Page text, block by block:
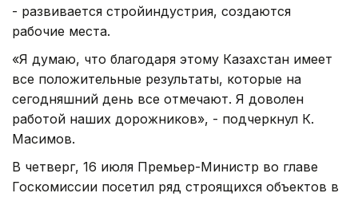
- развивается стройиндустрия, создаются
рабочие места.
«Я думаю, что благодаря этому Казахстан имеет
все положительные результаты, которые на
сегодняшний день все отмечают. Я доволен
работой наших дорожников», - подчеркнул К.
Масимов.
В четверг, 16 июля Премьер-Министр во главе
Госкомиссии посетил ряд строящихся объектов в